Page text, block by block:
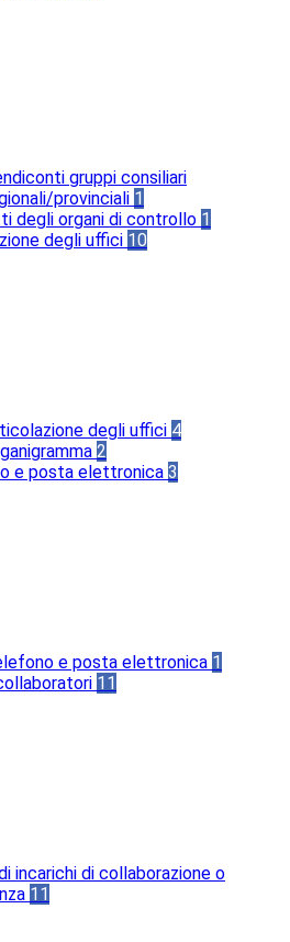
gruppi consiliari
provinciali 1
degli organi di controllo 1
degli uffici 10
degli uffici 4
2
e posta elettronica 3
e posta elettronica 1
11
incarichi di collaborazione o
11